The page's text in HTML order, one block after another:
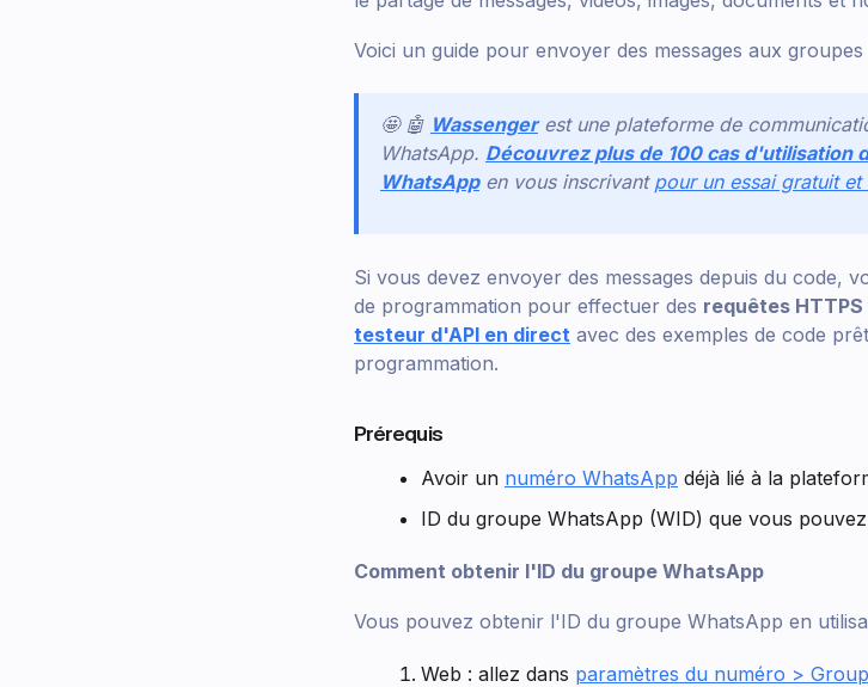
Voici un guide pour envoyer des messages aux
🤩 🤖 Wassengerest une plateforme de
WhatsApp. Découvrez plus de 100 cas d'utilisation
WhatsAppen vous inscrivant pour un essai gratuit
Si vous devez envoyer des messages depuis du code,
de programmation pour effectuer des requêtes
testeur d'API en direct avec des exemples de code
programmation.
Prérequis
Avoir un numéro WhatsApp déjà lié à la
ID du groupe WhatsApp (WID) que vous
Comment obtenir l'ID du groupe WhatsApp
Vous pouvez obtenir l'ID du groupe WhatsApp en
Web : allez dans paramètres du numéro >